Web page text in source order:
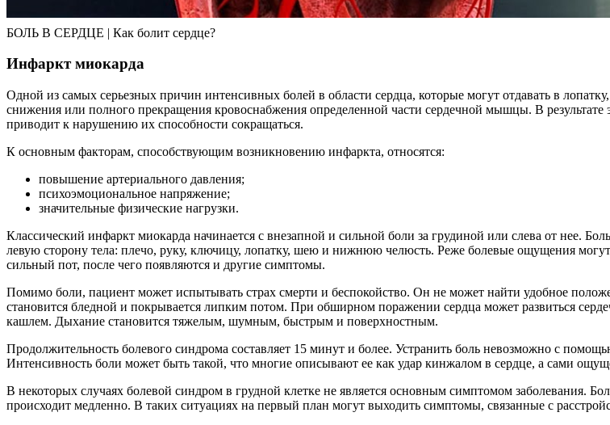
БОЛЬ В СЕРДЦЕ | Как болит сердце?
Инфаркт миокарда
Одной из самых серьезных причин интенсивных болей в области сердца, которые могут отдавать в лопатку,
снижения или полного прекращения кровоснабжения определенной части сердечной мышцы. В
приводит к нарушению их способности сокращаться.
К основным факторам, способствующим возникновению инфаркта, относятся:
повышение артериального давления;
психоэмоциональное напряжение;
значительные физические нагрузки.
Классический инфаркт миокарда начинается с внезапной и сильной боли за грудиной или слева от нее.
левую сторону тела: плечо, руку, ключицу, лопатку, шею и нижнюю челюсть. Реже болевые ощущения могут
сильный пот, после чего появляются и другие симптомы.
Помимо боли, пациент может испытывать страх смерти и беспокойство. Он не может найти удобное
становится бледной и покрывается липким потом. При обширном поражении сердца может развиться
кашлем. Дыхание становится тяжелым, шумным, быстрым и поверхностным.
Продолжительность болевого синдрома составляет 15 минут и более. Устранить боль невозможно с
Интенсивность боли может быть такой, что многие описывают ее как удар кинжалом в сердце, а сами
В некоторых случаях болевой синдром в грудной клетке не является основным симптомом заболевания.
происходит медленно. В таких ситуациях на первый план могут выходить симптомы, связанные с